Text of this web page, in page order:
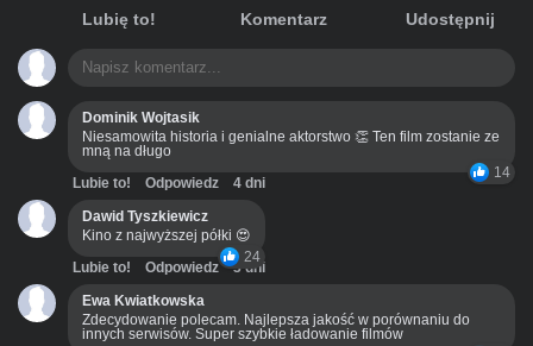
Lubię to! Komentarz Udostępnij
Dominik Wojtasik
Niesamowita historia i genialne aktorstwo 👏 Ten film zostanie ze
mną na długo
14
Lubie to! Odpowiedz
4 dni
Dawid Tyszkiewicz
Kino z najwyższej półki 😍
24
Lubie to! Odpowiedz
3 dni
Ewa Kwiatkowska
Zdecydowanie polecam. Najlepsza jakość w porównaniu do
innych serwisów. Super szybkie ładowanie filmów